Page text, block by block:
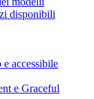
disponibili
accessibile
e Graceful